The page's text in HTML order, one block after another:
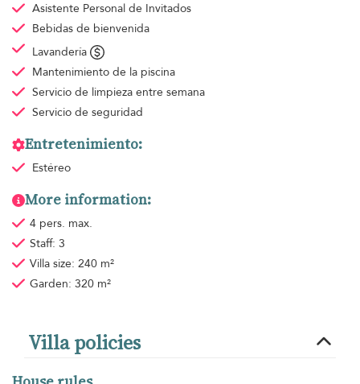
Asistente Personal de Invitados
Bebidas de bienvenida
Lavandería
Mantenimiento de la piscina
Servicio de limpieza entre semana
Servicio de seguridad
Entretenimiento:
Estéreo
More information:
4 pers. max.
Staff: 3
Villa size: 240 m²
Garden: 320 m²
Villa policies